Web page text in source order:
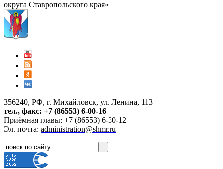
округа Ставропольского края»
356240, РФ, г. Михайловск, ул. Ленина, 113
тел., факс: +7 (86553) 6-00-16
Приёмная главы: +7 (86553) 6-30-12
Эл. почта: administration@shmr.ru